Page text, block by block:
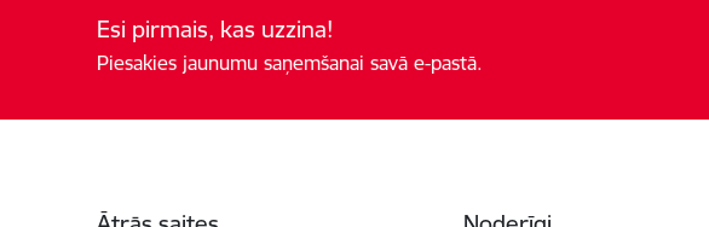
Esi pirmais, kas uzzina!
Piesakies jaunumu saņemšanai savā e-pastā.